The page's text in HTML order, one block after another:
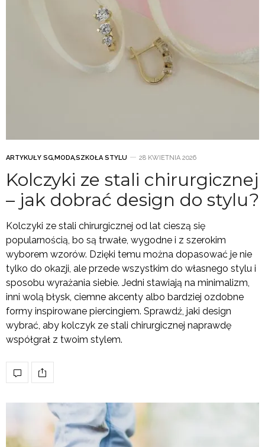
ARTYKUŁY SG,MODA,SZKOŁA STYLU 28 KWIETNIA 2026
Kolczyki ze stali chirurgicznej
– jak dobrać design do stylu?
Kolczyki ze stali chirurgicznej od lat cieszą się
popularnością, bo są trwałe, wygodne i z szerokim
wyborem wzorów. Dzięki temu można dopasować je nie
tylko do okazji, ale przede wszystkim do własnego stylu i
sposobu wyrażania siebie. Jedni stawiają na minimalizm,
inni wolą błysk, ciemne akcenty albo bardziej ozdobne
formy inspirowane piercingiem. Sprawdź, jaki design
wybrać, aby kolczyk ze stali chirurgicznej naprawdę
współgrał z twoim stylem.